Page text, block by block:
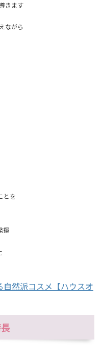
きます
ながら
とを
揮
然派コスメ【ハウスオ